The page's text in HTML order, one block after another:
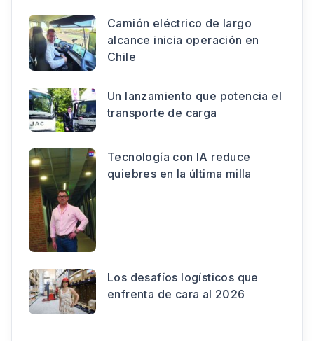
Camión eléctrico de largo
alcance inicia operación en
Chile
Un lanzamiento que potencia el
transporte de carga
Tecnología con IA reduce
quiebres en la última milla
Los desafíos logísticos que
enfrenta de cara al 2026